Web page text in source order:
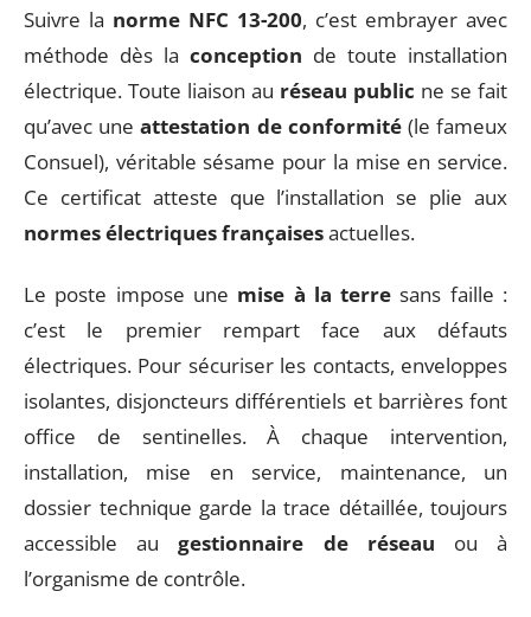
Suivre la norme NFC 13-200, c’est embrayer avec
méthode dès la conception de toute installation
électrique. Toute liaison au réseau public ne se fait
qu’avec uneattestation de conformité(le fameux
Consuel), véritable sésame pour la mise en service.
Ce certificat atteste que l’installation se plie aux
normes électriques françaisesactuelles.
Le poste impose une mise à la terre sans faille :
c’est le premier rempart face aux défauts
électriques. Pour sécuriser les contacts, enveloppes
isolantes, disjoncteurs différentiels et barrières font
office de sentinelles. À chaque intervention,
installation, mise en service, maintenance, un
dossier technique garde la trace détaillée, toujours
accessible augestionnaire de réseau ou à
l’organisme de contrôle.